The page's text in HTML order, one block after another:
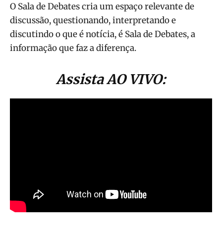
O Sala de Debates cria um espaço relevante de
discussão, questionando, interpretando e
discutindo o que é notícia, é Sala de Debates, a
informação que faz a diferença.
Assista AO VIVO: